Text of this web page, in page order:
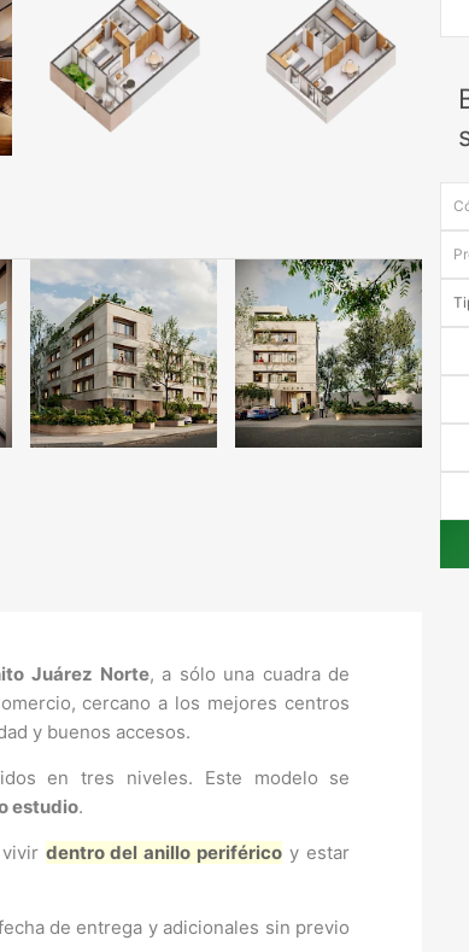
Juárez Norte, a sólo una cuadra de
cercano a los mejores centros
y buenos accesos.
en tres niveles. Este modelo se
estudio.
dentro del anillo periférico y estar
de entrega y adicionales sin previo